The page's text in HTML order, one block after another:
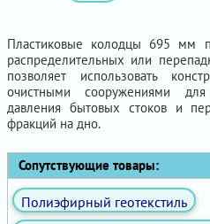
Пластиковые колодцы 695 мм
распределительных или
позволяет использовать
очистными сооружениями для
давления бытовых стоков и
фракций на дно.
Сопутствующие товары:
Полиэфирный геотекстиль